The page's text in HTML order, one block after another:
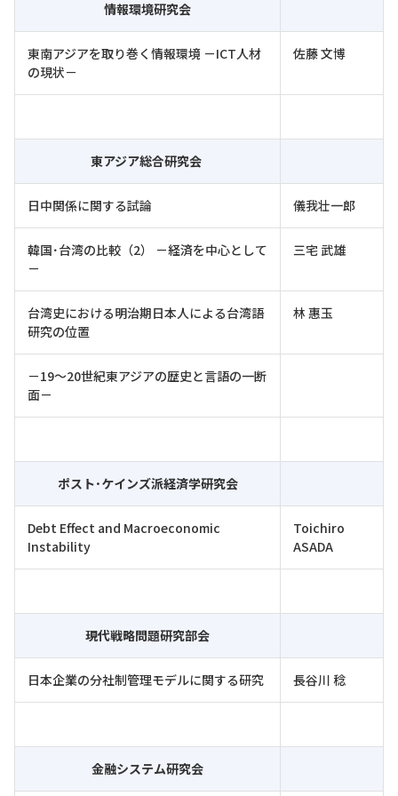
情報環境研究会
東南アジアを取り巻く情報環境 －ICT人材
の現状－
佐藤 文博
東アジア総合研究会
日中関係に関する試論 儀我壮一郎
韓国･台湾の比較（2） －経済を中心として
－
三宅 武雄
台湾史における明治期日本人による台湾語
研究の位置
林 惠玉
－19～20世紀東アジアの歴史と言語の一断
面－
ポスト･ケインズ派経済学研究会
Debt Effect and Macroeconomic
Instability
Toichiro
ASADA
現代戦略問題研究部会
日本企業の分社制管理モデルに関する研究 長谷川 稔
金融システム研究会